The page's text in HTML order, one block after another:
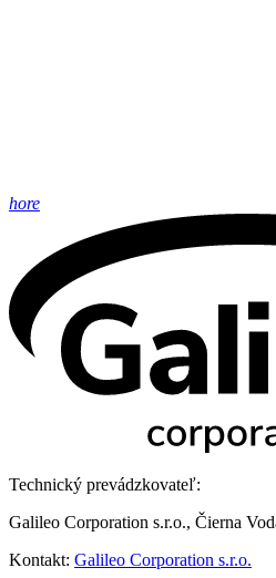
hore
Technický prevádzkovateľ:
Galileo Corporation s.r.o., Čierna
Kontakt: Galileo Corporation s.r.o.